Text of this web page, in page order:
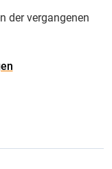
der vergangenen